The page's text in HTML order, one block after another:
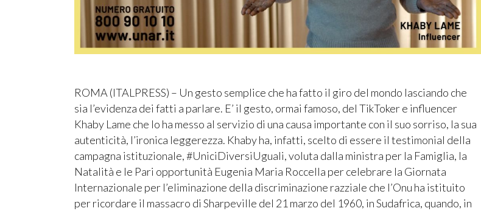
ROMA (ITALPRESS) – Un gesto semplice che ha fatto il giro del mondo lasciando che
sia l’evidenza dei fatti a parlare. E’ il gesto, ormai famoso, del TikToker e influencer
Khaby Lame che lo ha messo al servizio di una causa importante con il suo sorriso, la sua
autenticità, l’ironica leggerezza. Khaby ha, infatti, scelto di essere il testimonial della
campagna istituzionale, #UniciDiversiUguali, voluta dalla ministra per la Famiglia, la
Natalità e le Pari opportunità Eugenia Maria Roccella per celebrare la Giornata
Internazionale per l’eliminazione della discriminazione razziale che l’Onu ha istituito
per ricordare il massacro di Sharpeville del 21 marzo del 1960, in Sudafrica, quando, in